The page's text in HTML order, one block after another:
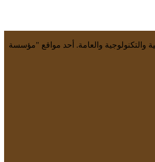
والتكنولوجية والعامة. أحد مواقع "مؤسسة